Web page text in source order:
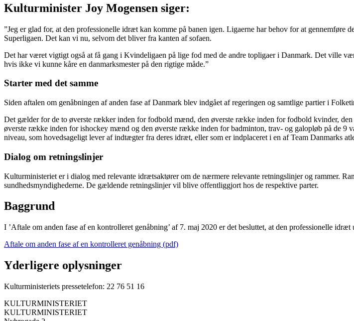
Kulturminister Joy Mogensen siger:
”Jeg er glad for, at den professionelle idræt kan komme på banen igen. Ligaerne har behov for at
Superligaen. Det kan vi nu, selvom det bliver fra kanten af sofaen.
Det har været vigtigt også at få gang i Kvindeligaen på lige fod med de andre topligaer i Danmark. Det ville
hvis ikke vi kunne kåre en danmarksmester på den rigtige måde.”
Starter med det samme
Siden aftalen om genåbningen af anden fase af Danmark blev indgået af regeringen og samtlige partier i
Det gælder for de to øverste rækker inden for fodbold mænd, den øverste række inden for fodbold kvinder,
øverste række inden for ishockey mænd og den øverste række inden for badminton, trav- og galopløb på de 9
niveau, som hovedsageligt lever af indtægter fra deres idræt, eller som er indplaceret i en af Team Danmarks
Dialog om retningslinjer
Kulturministeriet er i dialog med relevante idrætsaktører om de nærmere relevante retningslinjer og rammer.
sundhedsmyndighederne. De gældende retningslinjer vil blive offentliggjort hos de respektive parter.
Baggrund
I ’Aftale om anden fase af en kontrolleret genåbning’ af 7. maj 2020 er det besluttet, at den professionelle idræt
Aftale om anden fase af en kontrolleret genåbning (pdf)
Yderligere oplysninger
Kulturministeriets pressetelefon: 22 76 51 16
KULTURMINISTERIET
KULTURMINISTERIET